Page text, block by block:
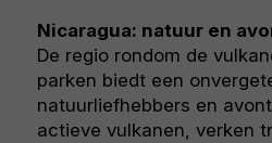
Nicaragua: natuur en
De regio rondom de
parken biedt een
natuurliefhebbers en
actieve vulkanen, verken